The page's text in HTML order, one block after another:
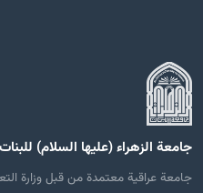
جامعة الزهراء (عليها السلام) للبنات
جامعة عراقية معتمدة من قبل وزارة